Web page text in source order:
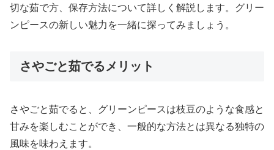
切な茹で方、保存方法について詳しく解説します。グリー
ンピースの新しい魅力を一緒に探ってみましょう。
さやごと茹でるメリット
さやごと茹でると、グリーンピースは枝豆のような食感と
甘みを楽しむことができ、一般的な方法とは異なる独特の
風味を味わえます。